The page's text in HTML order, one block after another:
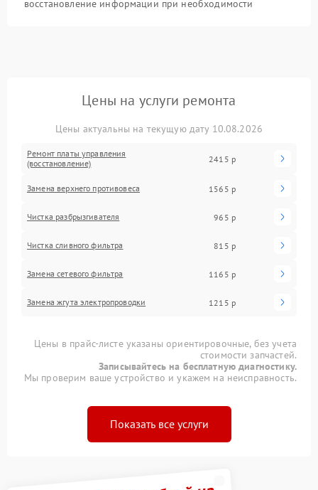
восстановление информации при необходимости
Цены на услуги ремонта
Цены актуальны на текущую дату 10.08.2026
Ремонт платы управления
(восстановление)
2415 р
Замена верхнего противовеса 1565 р
Чистка разбрызгивателя 965 р
Чистка сливного фильтра 815 р
Замена сетевого фильтра 1165 р
Замена жгута электропроводки 1215 р
Цены в прайс-листе указаны ориентировочные, без учета
стоимости запчастей.
Записывайтесь на бесплатную диагностику.
Мы проверим ваше устройство и укажем на неисправность.
Показать все услуги